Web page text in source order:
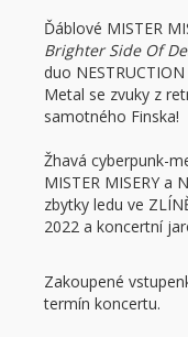
Ďáblové MISTER
Brighter Side Of
duo
Metal se zvuky z
samotného Finska!
Žhavá cyberpunk-
MISTER MISERY a
zbytky ledu ve
2022 a koncertní
Zakoupené
termín koncertu.